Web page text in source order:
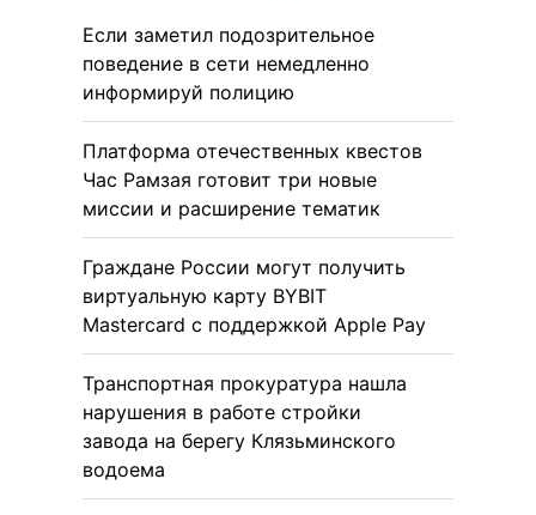
Если заметил подозрительное
поведение в сети немедленно
информируй полицию
Платформа отечественных квестов
Час Рамзая готовит три новые
миссии и расширение тематик
Граждане России могут получить
виртуальную карту BYBIT
Mastercard с поддержкой Apple Pay
Транспортная прокуратура нашла
нарушения в работе стройки
завода на берегу Клязьминского
водоема